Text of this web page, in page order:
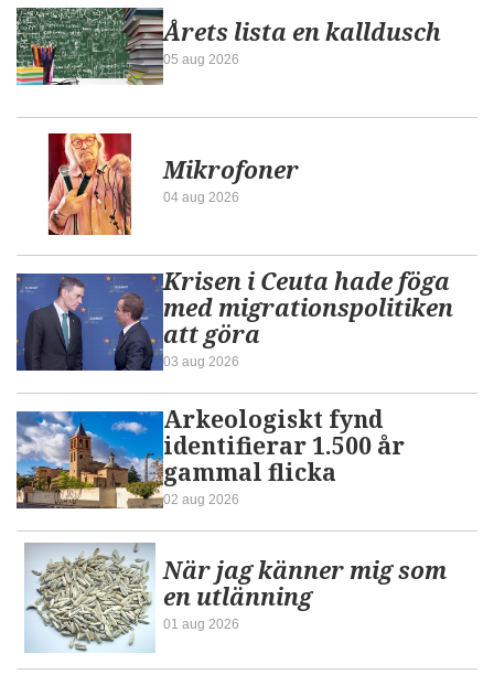
Årets lista en kalldusch
05 aug 2026
Mikrofoner
04 aug 2026
Krisen i Ceuta hade föga
med migrationspolitiken
att göra
03 aug 2026
Arkeologiskt fynd
identifierar 1.500 år
gammal flicka
02 aug 2026
När jag känner mig som
en utlänning
01 aug 2026